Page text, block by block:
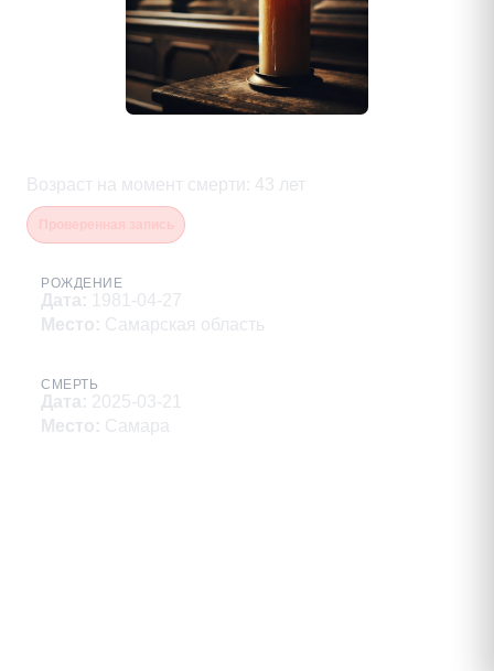
Возраст на момент смерти : 43 лет
РОЖДЕНИЕ
Дата: 1981-04-27
Место: Самарская область
СМЕРТЬ
Дата: 2025-03-21
Место: Самара